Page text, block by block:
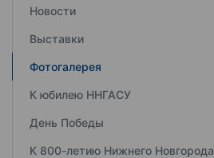
Новости
Выставки
Фотогалерея
К юбилею ННГАСУ
День Победы
К 800-летию Нижнего Новгорода